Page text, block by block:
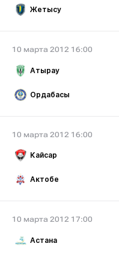
Жетысу
10 марта 2012 16:00
Атырау
Ордабасы
10 марта 2012 16:00
Кайсар
Актобе
10 марта 2012 17:00
Астана